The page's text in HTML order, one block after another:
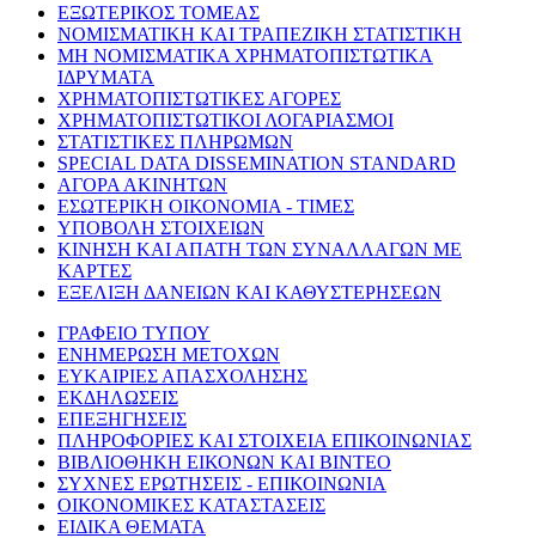
ΕΞΩΤΕΡΙΚΟΣ ΤΟΜΕΑΣ
ΝΟΜΙΣΜΑΤΙΚΗ ΚΑΙ ΤΡΑΠΕΖΙΚΗ ΣΤΑΤΙΣΤΙΚΗ
ΜΗ ΝΟΜΙΣΜΑΤΙΚΑ ΧΡΗΜΑΤΟΠΙΣΤΩΤΙΚΑ
ΙΔΡΥΜΑΤΑ
ΧΡΗΜΑΤΟΠΙΣΤΩΤΙΚΕΣ ΑΓΟΡΕΣ
ΧΡΗΜΑΤΟΠΙΣΤΩΤΙΚΟΙ ΛΟΓΑΡΙΑΣΜΟΙ
ΣΤΑΤΙΣΤΙΚΕΣ ΠΛΗΡΩΜΩΝ
SPECIAL DATA DISSEMINATION STANDARD
ΑΓΟΡΑ ΑΚΙΝΗΤΩΝ
ΕΣΩΤΕΡΙΚΗ ΟΙΚΟΝΟΜΙΑ - ΤΙΜΕΣ
ΥΠΟΒΟΛΗ ΣΤΟΙΧΕΙΩΝ
ΚΙΝΗΣΗ ΚΑΙ ΑΠΑΤΗ ΤΩΝ ΣΥΝΑΛΛΑΓΩΝ ΜΕ
ΚΑΡΤΕΣ
ΕΞΕΛΙΞΗ ΔΑΝΕΙΩΝ ΚΑΙ ΚΑΘΥΣΤΕΡΗΣΕΩΝ
ΓΡΑΦΕΙΟ ΤΥΠΟΥ
ΕΝΗΜΕΡΩΣΗ ΜΕΤΟΧΩΝ
ΕΥΚΑΙΡΙΕΣ ΑΠΑΣΧΟΛΗΣΗΣ
ΕΚΔΗΛΩΣΕΙΣ
ΕΠΕΞΗΓΗΣΕΙΣ
ΠΛΗΡΟΦΟΡΙΕΣ ΚΑΙ ΣΤΟΙΧΕΙΑ ΕΠΙΚΟΙΝΩΝΙΑΣ
ΒΙΒΛΙΟΘΗΚΗ ΕΙΚΟΝΩΝ ΚΑΙ ΒΙΝΤΕΟ
ΣΥΧΝΕΣ ΕΡΩΤΗΣΕΙΣ - ΕΠΙΚΟΙΝΩΝΙΑ
ΟΙΚΟΝΟΜΙΚΕΣ ΚΑΤΑΣΤΑΣΕΙΣ
ΕΙΔΙΚΑ ΘΕΜΑΤΑ